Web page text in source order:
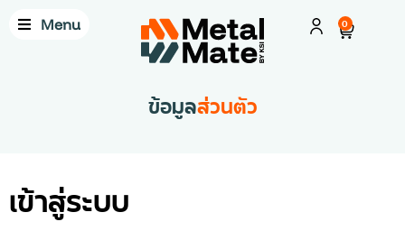
Menu 0
ข้อมูลส่วนตัว
เข้าสู่ระบบ